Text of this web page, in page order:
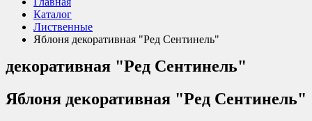
Каталог
Лиственные
Яблоня декоративная "Ред Сентинель"
декоративная "Ред Сентинель"
Яблоня декоративная "Ред Сентинель"